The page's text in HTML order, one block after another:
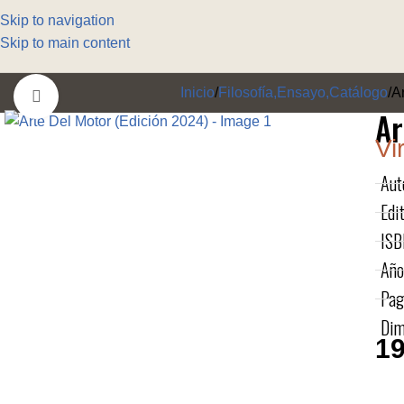
Skip to navigation
Skip to main content
Inicio Filosofía,Ensayo,Catálogo